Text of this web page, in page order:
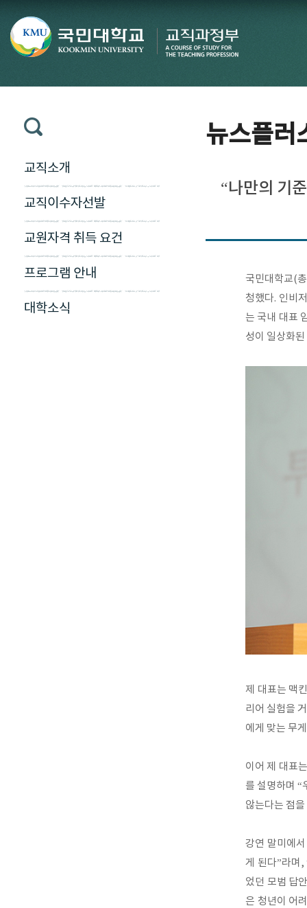
교직소개
교직이수자선발
교원자격 취득 요건
프로그램 안내
대학소식
뉴스플러
“나만의 기
국민대학교(
청했다. 인비
는 국내 대표
성이 일상화
제 대표는 맥
리어 실험을
에게 맞는 무
이어 제 대표
를 설명하며 “
않는다는 점
강연 말미에
게 된다”라며,
었던 모범 답
은 청년이 어